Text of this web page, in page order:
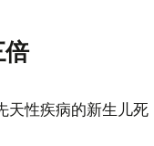
倍
天性疾病的新生儿死